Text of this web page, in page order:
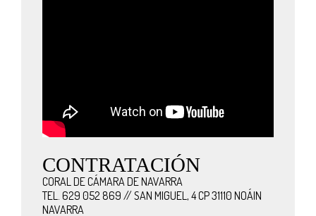
CONTRATACIÓN
CORAL DE CÁMARA DE NAVARRA
TEL. 629 052 869 // SAN MIGUEL, 4 CP 31110 NOÁIN
NAVARRA